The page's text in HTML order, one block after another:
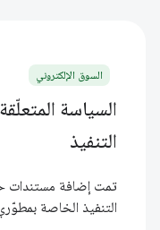
السوق الإلكتروني
السياسة
التنفيذ
تمت إضافة مستندات
التنفيذ الخاصة